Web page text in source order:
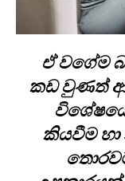
ඒ වගේම
කඩ වුණත්
කියවීම හා